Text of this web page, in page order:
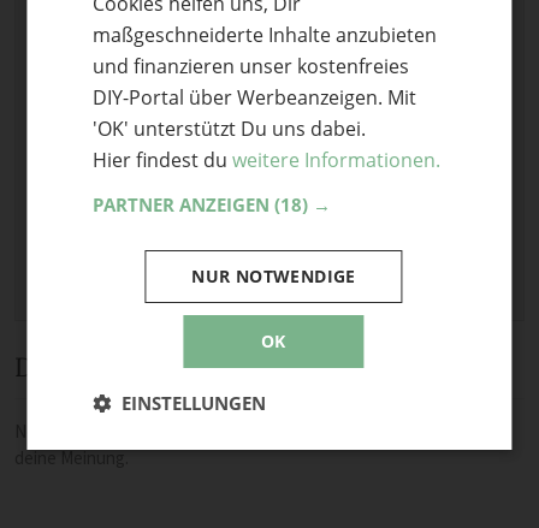
Optional: Foto teilen
Bild anhängen
Keine Datei ausgewählt
Bild.
Diskussion
deine Meinung.
maßgeschneiderte Inhalte anzubieten
und finanzieren unser kostenfreies
DIY-Portal über Werbeanzeigen. Mit
'OK' unterstützt Du uns dabei.
Hier findest du weitere Informationen.
PARTNER ANZEIGEN (18) →
OK
NUR NOTWENDIGE
EINSTELLUNGEN